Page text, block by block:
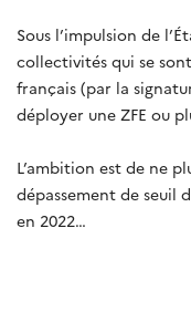
Sous l’impulsion de
collectivités qui se
français (par la
déployer une ZFE ou
L’ambition est de ne
dépassement de seuil
en 2022…